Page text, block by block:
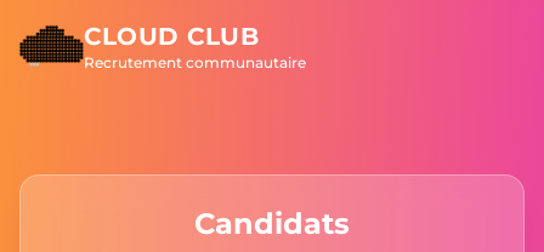
CLOUD CLUB
Recrutement communautaire
Candidats